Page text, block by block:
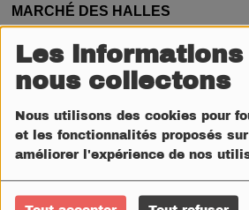
Les informations
nous collectons
Nous utilisons des cookies pour
et les fonctionnalités proposés
améliorer l'expérience de nos
MARCHÉ DES HALLES
8h à 13h : Marseillan-ville
BEACH VOLLEY
17h30 à 19h30 : Plage d’Honneur,